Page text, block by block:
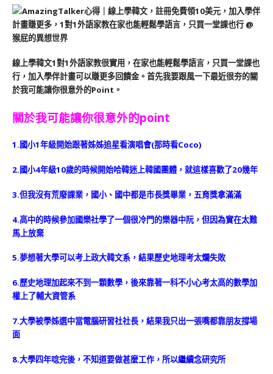
線上學韓文1對1外語家教很實用，在家也能輕鬆學語言，只買一堂課也
行，加入學伴計畫可以賺更多回饋金。首先我要跟風一下最近很夯的關
於我可能讓你很意外的Point。
關於我可能讓你很意外的point
1.國小1年級開始跟著姊姊追星看演唱會(那時看Coco)
2.國小4年級10歲的時候開始哈韓迷上韓國團體，就這樣喜歡了20幾年
3.但我沒有荒廢課業，國小、國中都是市長獎畢業，五育獎拿滿滿
4.高中的時候參加國樂社學了一個很冷門的樂器中阮，但因為實在太難
馬上放棄
5.夢想著大學可以考上政大韓文系，結果歷史地理考太爛失敗
6.歷史地理加起來不到一顆數學，後來靠著一科不小心考太高的數學加
權上了輔大資管系
7.大學被學姊選中當電腦研習社社長，結果我只出一張嘴都靠朋友撐場
面
8.大學四年唸完後，不知道要做甚麼工作，所以繼續念研究所